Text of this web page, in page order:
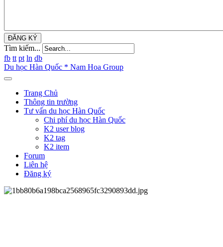
ĐĂNG KÝ
Tìm kiếm...
fb tt pt ln db
Du học Hàn Quốc * Nam Hoa Group
Trang Chủ
Thông tin trường
Tư vấn du học Hàn Quốc
Chi phí du học Hàn Quốc
K2 user blog
K2 tag
K2 item
Forum
Liên hệ
Đăng ký